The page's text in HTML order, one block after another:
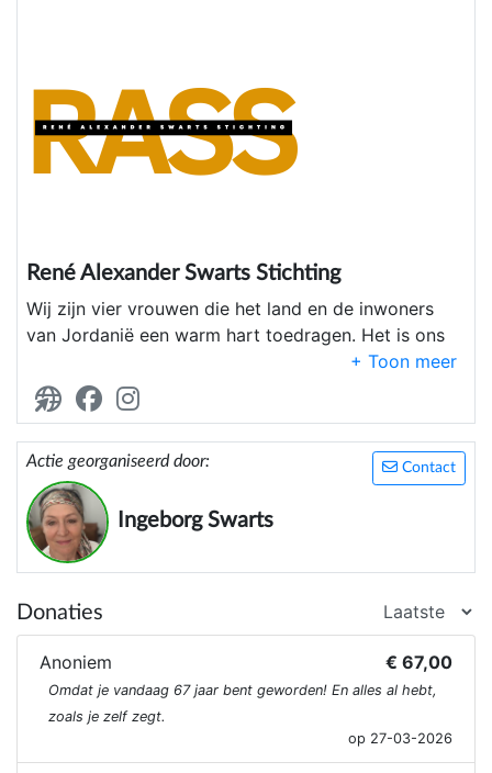
René Alexander Swarts Stichting
Wij zijn vier vrouwen die het land en de inwoners
van Jordanië een warm hart toedragen. Het is ons
doel om het leven en de toekomst van de armeren
in de omgeving van Aqaba (het zuiden van
Jordanië) te verbeteren door kortdurende
(financiële) ondersteuning en het opzetten van
lokale projecten om de zelfredzaamheid te
vergroten, zonder dat dit afbreuk doet aan de
traditionele manier van leven.
Wij proberen dit te bereiken door te luisteren naar
onze oren en ogen in de gemeenschap en weten
welke problemen er spelen.
Contact
Actie georganiseerd door:
Ingeborg Swarts
Donaties
Anoniem € 67,00
Omdat je vandaag 67 jaar bent geworden! En alles al hebt,
zoals je zelf zegt.
op 27-03-2026